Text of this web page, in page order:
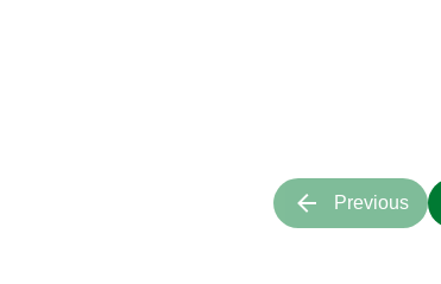
αφήστε τα πάνω μας.
Previous